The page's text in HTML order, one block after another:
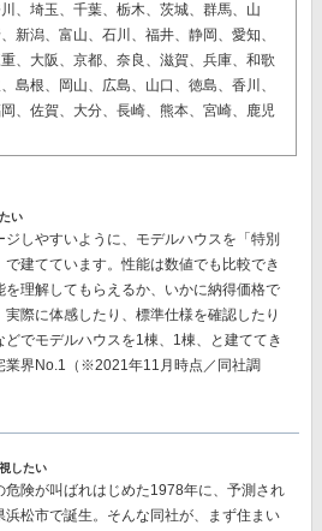
、埼玉、千葉、栃木、茨城、群馬、山
新潟、富山、石川、福井、静岡、愛知、
、大阪、京都、奈良、滋賀、兵庫、和歌
島根、岡山、広島、山口、徳島、香川、
、佐賀、大分、長崎、熊本、宮崎、鹿児
い
しやすいように、モデルハウスを「特別
建てています。性能は数値でも比較でき
を理解してもらえるか、いかに納得価格で
際に体感したり、標準仕様を確認したり
でモデルハウスを1棟、1棟、と建ててき
業界No.1 （※2021年11月時点／同社調
したい
険が叫ばれはじめた1978年に、予測され
松市で誕生。そんな同社が、まず住まい